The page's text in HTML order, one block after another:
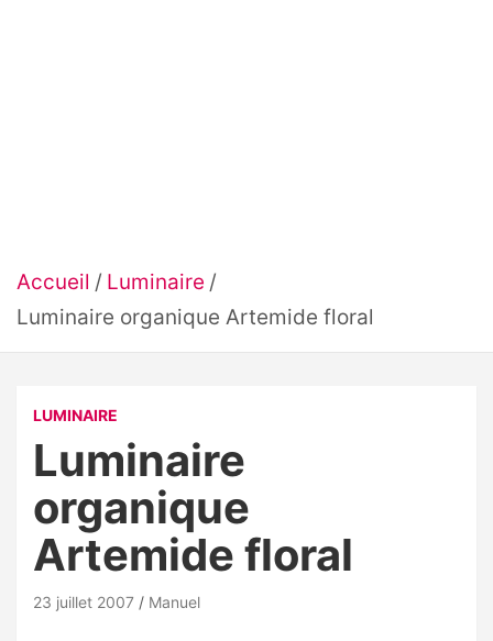
Accueil
Luminaire
Luminaire organique Artemide floral
LUMINAIRE
Luminaire
organique
Artemide floral
23 juillet 2007 Manuel